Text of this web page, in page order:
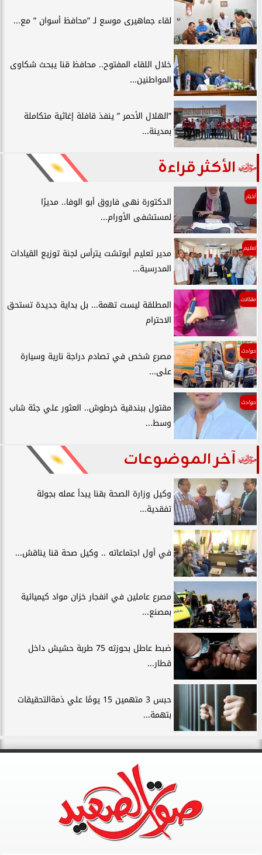
لقاء جماهيرى موسع لـ ”محافظ أسوان ” مع...
خلال اللقاء المفتوح.. محافظ قنا يبحث شكاوى
المواطنين...
”الهلال الأحمر ” ينفذ قافلة إغاثية متكاملة
بمدينة...
الأكثر قراءة
أخبار
الدكتورة نهى فاروق أبو الوفا.. مديرًا
لمستشفى الأورام...
تعليم
مدير تعليم أبوتشت يترأس لجنة توزيع القيادات
المدرسية...
مقالات
المطلقة ليست تهمة... بل بداية جديدة تستحق
الاحترام
حوادث
مصرع شخص في تصادم دراجة نارية وسيارة
على...
حوادث
مقتول ببندقية خرطوش.. العثور علي جثة شاب
وسط...
آخر الموضوعات
وكيل وزارة الصحة بقنا يبدأ عمله بجولة
تفقدية...
في أول اجتماعاته .. وكيل صحة قنا يناقش...
مصرع عاملين في انفجار خزان مواد كيميائية
بمصنع...
ضبط عاطل بحوزته 75 طربة حشيش داخل
قطار...
حبس 3 متهمين 15 يومًا علي ذمةالتحقيقات
بتهمة...